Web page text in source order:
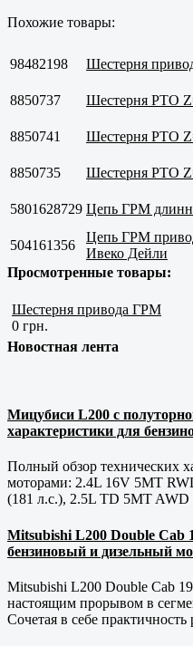
Похожие товары:
98482198 Шестерня
8850737
Шестерня РТО
8850741
Шестерня РТО
8850735
Шестерня РТО
5801628729 Цепь ГРМ
504161356
Цепь ГРМ
Ивеко Дейли
Просмотренные товары:
Шестерня привода ГРМ
0 грн.
Новостная лента
Мицубиси L200 с
характеристики для
Полный обзор технических
моторами: 2.4L 16V 5MT
(181 л.с.), 2.5L TD 5MT AWD
Mitsubishi L200 Double Cab
бензиновый и дизельный
Mitsubishi L200 Double Cab
настоящим прорывом в
Сочетая в себе практичность